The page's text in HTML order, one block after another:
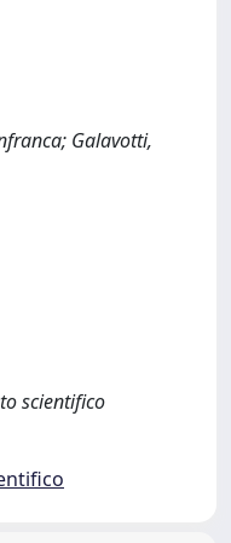
Galavotti,
scientifico